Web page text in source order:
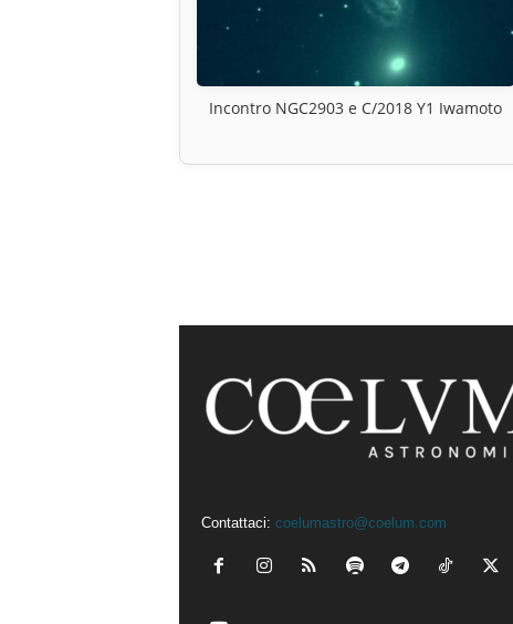
Incontro NGC2903 e C/2018 Y1 Iwamoto
Contattaci: coelumastro@coelum.com